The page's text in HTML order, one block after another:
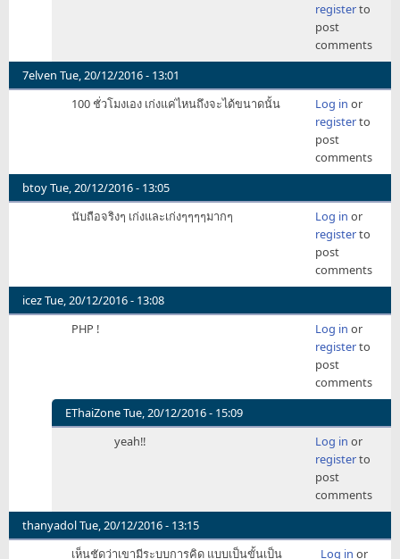
by
popwow
registerto
post
comments
7elven Tue, 20/12/2016 - 13:01
100 ชั่วโมงเอง เก่งแค่ไหนถึงจะได้ขนาดนั้น
Log in or
registerto
post
comments
btoyTue, 20/12/2016 - 13:05
นับถือจริงๆ เก่งและเก่งๆๆๆๆมากๆ
Log in or
registerto
post
comments
icezTue, 20/12/2016 - 13:08
PHP !
Log in or
registerto
post
comments
EThaiZoneTue, 20/12/2016 - 15:09
In
by
icez
yeah!! Log in or
registerto
post
comments
thanyadolTue, 20/12/2016 - 13:15
เห็นชัดว่าเขามีระบบการคิด แบบเป็นขั้นเป็น
Log in or